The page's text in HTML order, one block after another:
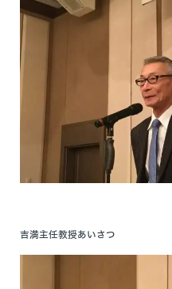
吉満主任教授あいさつ